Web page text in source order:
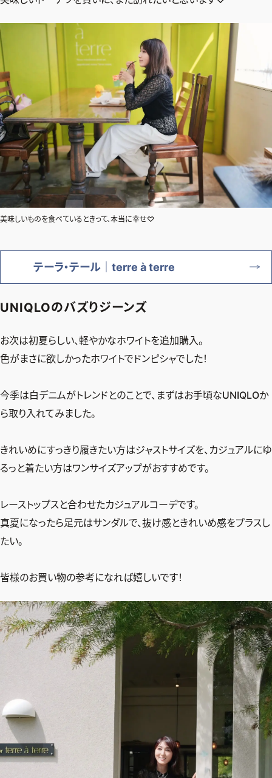
美味しいものを食べているときって、本当に幸せ♡
テーラ・テール｜terre à terre
UNIQLOのバズりジーンズ
お次は初夏らしい、軽やかなホワイトを追加購入。
色がまさに欲しかったホワイトでドンピシャでした！
今季は白デニムがトレンドとのことで、まずはお手頃なUNIQLOか
ら取り入れてみました。
きれいめにすっきり履きたい方はジャストサイズを、カジュアルにゆ
るっと着たい方はワンサイズアップがおすすめです。
レーストップスと合わせたカジュアルコーデです。
真夏になったら足元はサンダルで、抜け感ときれいめ感をプラスし
たい。
皆様のお買い物の参考になれば嬉しいです！